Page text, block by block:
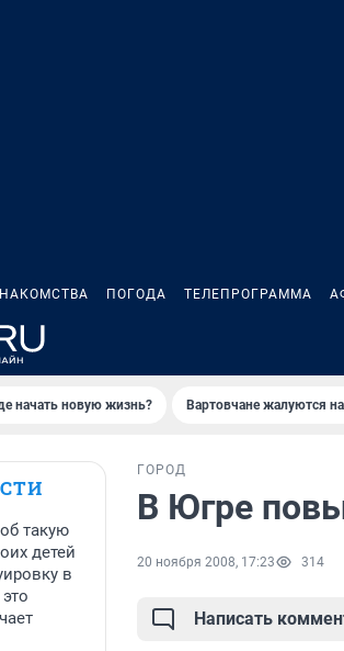
ПОГОДА ТЕЛЕПРОГРАММА
начать новую жизнь? Вартовчане жалуются
такую
детей
в
ГОРОД
В Югре
20 ноября 2008, 17:23 314
Написать